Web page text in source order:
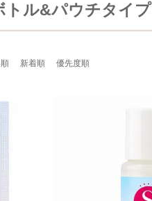
トル&パウチタイプ
新着順 優先度順